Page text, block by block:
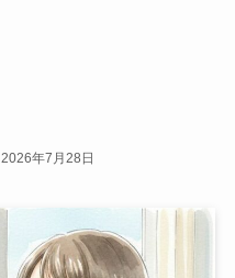
2026年7月28日